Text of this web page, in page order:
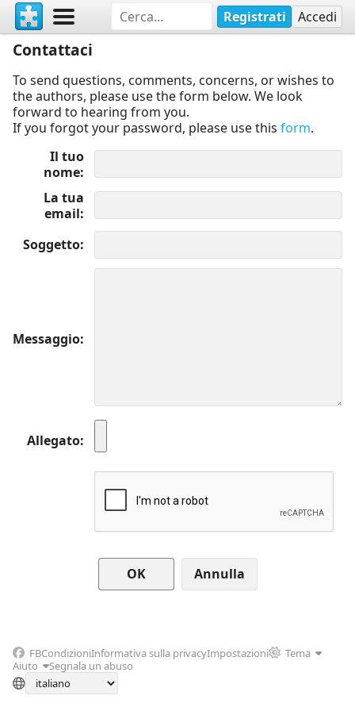
Registrati Accedi
Contattaci
To send questions, comments, concerns, or wishes to
the authors, please use the form below. We look
forward to hearing from you.
If you forgot your password, please use this form.
Il tuo
nome
La tua
email
Soggetto
Messaggio
Allegato
Annulla
FBCondizioniInformativa sulla privacyImpostazioni
Tema
Aiuto
Segnala un abuso